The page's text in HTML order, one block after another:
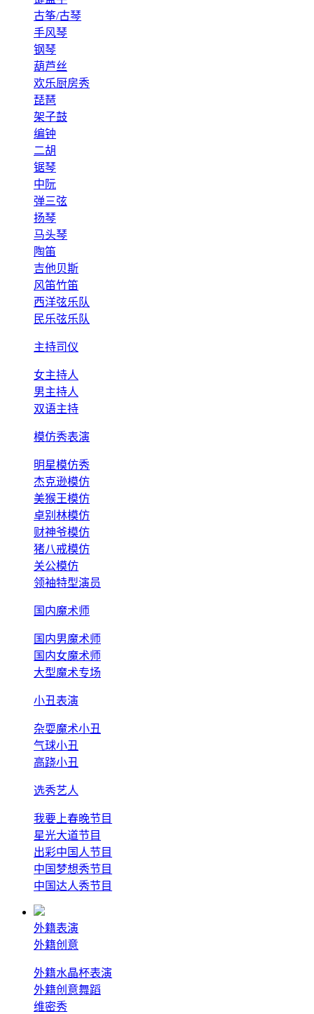
古筝/古琴
手风琴
钢琴
葫芦丝
欢乐厨房秀
琵琶
架子鼓
编钟
二胡
锯琴
中阮
弹三弦
扬琴
马头琴
陶笛
吉他贝斯
风笛竹笛
西洋弦乐队
民乐弦乐队
主持司仪
女主持人
男主持人
双语主持
模仿秀表演
明星模仿秀
杰克逊模仿
美猴王模仿
卓别林模仿
财神爷模仿
猪八戒模仿
关公模仿
领袖特型演员
国内魔术师
国内男魔术师
国内女魔术师
大型魔术专场
小丑表演
杂耍魔术小丑
气球小丑
高跷小丑
选秀艺人
我要上春晚节目
星光大道节目
出彩中国人节目
中国梦想秀节目
中国达人秀节目
外籍表演
外籍创意
外籍水晶杯表演
外籍创意舞蹈
维密秀